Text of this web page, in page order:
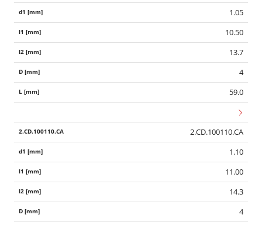
1.05
10.50
13.7
4
59.0
2.CD.100110.CA
1.10
11.00
14.3
4